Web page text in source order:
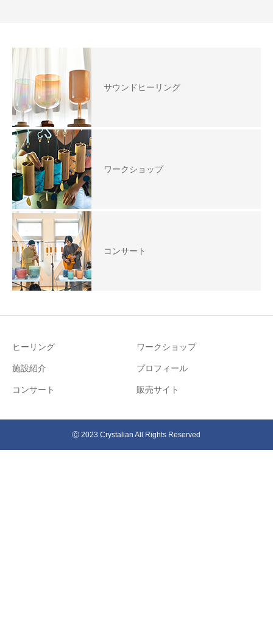
サウンドヒーリング
ワークショップ
コンサート
ヒーリング ワークショップ
施設紹介 プロフィール
コンサート 販売サイト
Ⓒ 2023 Crystalian All Rights Reserved